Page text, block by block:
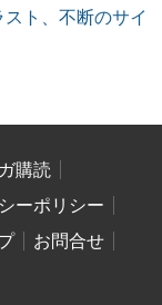
ト、不断のサイ
購読
ーポリシー
お問合せ